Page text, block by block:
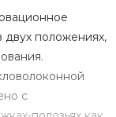
двух положениях,
с